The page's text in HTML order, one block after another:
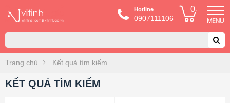
Hotline
0907111106
0
Trang chủ Kết quả tìm kiếm
KẾT QUẢ TÌM KIẾM